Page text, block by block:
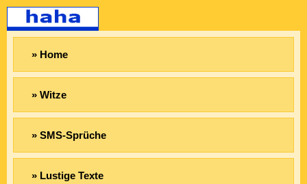
» Home
» Witze
» SMS-Sprüche
» Lustige Texte